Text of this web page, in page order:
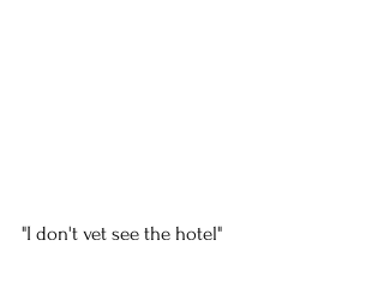
"I don't yet see the hotel"